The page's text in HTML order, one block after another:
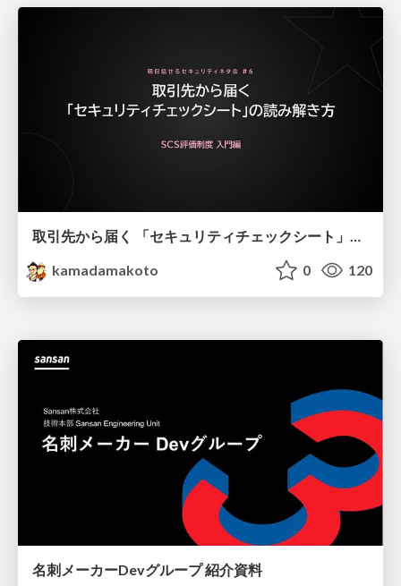
取引先から届く 「セキュリティチェックシート」の読み解き方
kamadamakoto
0 120
名刺メーカーDevグループ 紹介資料